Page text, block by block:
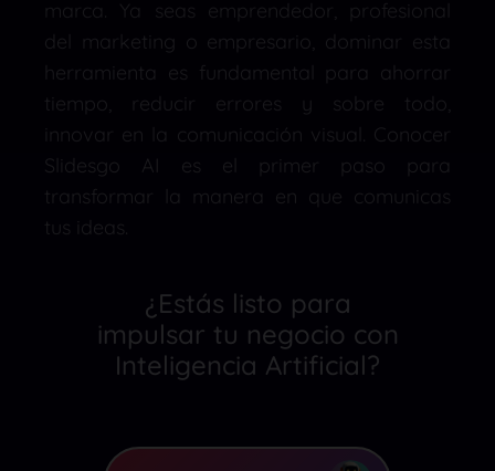
del marketing o empresario, dominar esta
herramienta es fundamental para ahorrar
tiempo, reducir errores y sobre todo,
innovar en la comunicación visual. Conocer
Slidesgo AI es el primer paso para
transformar la manera en que comunicas
tus ideas.
¿Estás listo para
impulsar tu negocio con
Inteligencia Artificial?